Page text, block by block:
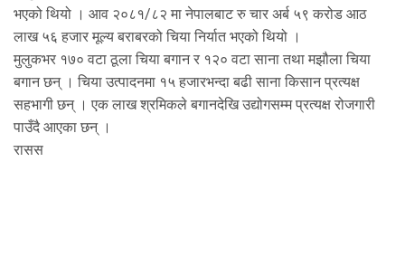
भएको थियो । आव २०८१/८२ मा नेपालबाट रु चार अर्ब ५९ करोड आठ
लाख ५६ हजार मूल्य बराबरको चिया निर्यात भएको थियो ।
मुलुकभर १७० वटा ठूला चिया बगान र १२० वटा साना तथा मझौला चिया
बगान छन् । चिया उत्पादनमा १५ हजारभन्दा बढी साना किसान प्रत्यक्ष
सहभागी छन् । एक लाख श्रमिकले बगानदेखि उद्योगसम्म प्रत्यक्ष रोजगारी
पाउँदै आएका छन् ।
रासस